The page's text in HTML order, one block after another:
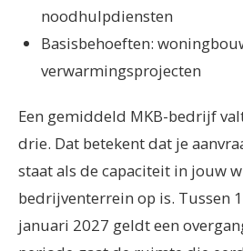
noodhulpdiensten
Basisbehoeften:
verwarmingsprojecten
Een gemiddeld MKB-bedrijf
drie. Dat betekent dat je
staat als de capaciteit in jouw
bedrijventerrein op is. Tussen
januari 2027 geldt een